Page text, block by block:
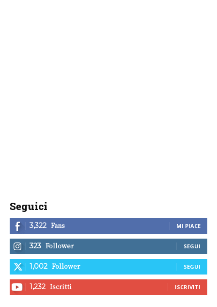
Seguici
3,322 Fans MI PIACE
323 Follower SEGUI
1,002 Follower SEGUI
1,232 Iscritti ISCRIVITI